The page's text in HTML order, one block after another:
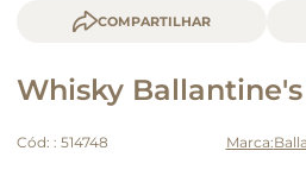
COMPARTILHAR
Whisky Ballantine's
Cód: : 514748